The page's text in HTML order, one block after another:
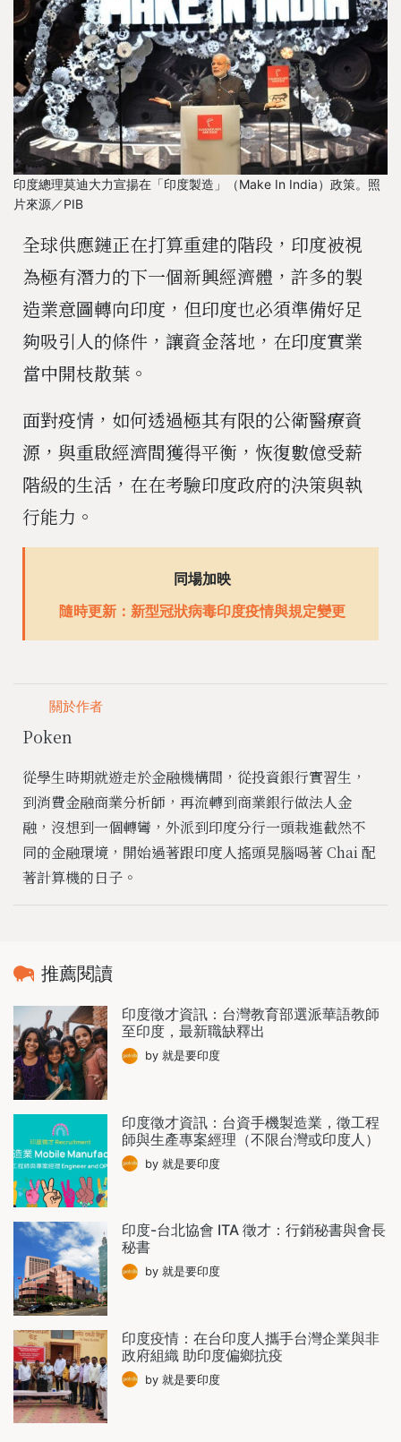
印度總理莫迪大力宣揚在「印度製造」（Make In India）政策。照
片來源／PIB
全球供應鏈正在打算重建的階段，印度被視
為極有潛力的下一個新興經濟體，許多的製
造業意圖轉向印度，但印度也必須準備好足
夠吸引人的條件，讓資金落地，在印度實業
當中開枝散葉。
面對疫情，如何透過極其有限的公衛醫療資
源，與重啟經濟間獲得平衡，恢復數億受薪
階級的生活，在在考驗印度政府的決策與執
行能力。
同場加映
隨時更新：新型冠狀病毒印度疫情與規定變更
關於作者
Poken
從學生時期就遊走於金融機構間，從投資銀行實習生，
到消費金融商業分析師，再流轉到商業銀行做法人金
融，沒想到一個轉彎，外派到印度分行一頭栽進截然不
同的金融環境，開始過著跟印度人搖頭晃腦喝著 Chai 配
著計算機的日子。
推薦閱讀
印度徵才資訊：台灣教育部選派華語教師
至印度，最新職缺釋出
by 就是要印度
印度徵才資訊：台資手機製造業，徵工程
師與生產專案經理（不限台灣或印度人）
by 就是要印度
印度-台北協會 ITA 徵才：行銷秘書與會長
秘書
by 就是要印度
印度疫情：在台印度人攜手台灣企業與非
政府組織 助印度偏鄉抗疫
by 就是要印度